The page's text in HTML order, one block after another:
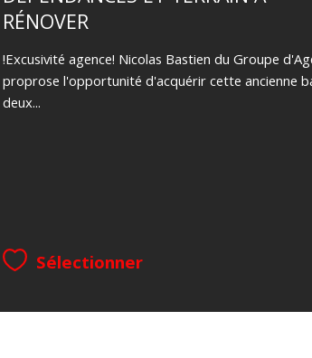
RÉNOVER
!Excusivité agence! Nicolas Bastien du Groupe
proprose l'opportunité d'acquérir cette ancienne
deux...
Sélectionner